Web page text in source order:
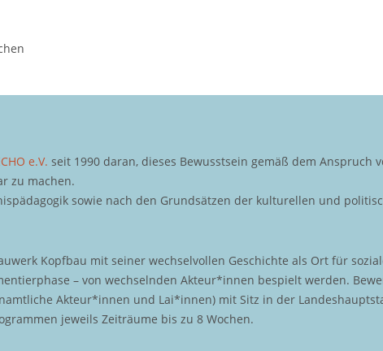
e.V. seit 1990 daran, dieses Bewusstsein gemäß dem
zu machen.
sowie nach den Grundsätzen der kulturellen und
Kopfbau mit seiner wechselvollen Geschichte als Ort für
– von wechselnden Akteur*innen bespielt werden.
Akteur*innen und Lai*innen) mit Sitz in der
jeweils Zeiträume bis zu 8 Wochen.